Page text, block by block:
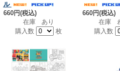
ル
660円(税込)
在庫 あり
購入数
枚
660円(税込)
在庫
購入数